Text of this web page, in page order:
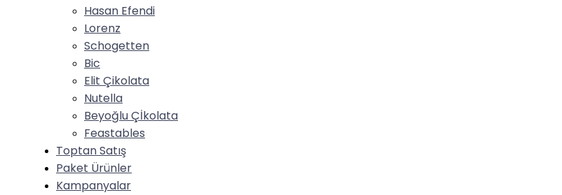
Hasan Efendi
Lorenz
Schogetten
Bic
Elit Çikolata
Nutella
Beyoğlu Çİkolata
Feastables
Toptan Satış
Paket Ürünler
Kampanyalar